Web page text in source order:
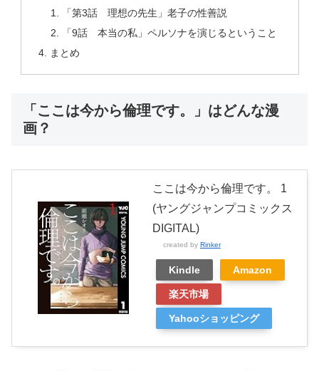
「第3話 理想の先生」老子の性善説
「9話 本当の私」ペルソナを演じるということ
まとめ
「ここは今から倫理です。」はどんな漫
画？
ここは今から倫理です。 1
(ヤングジャンプコミックス
DIGITAL)
created by Rinker
Kindle Amazon
楽天市場
Yahooショッピング